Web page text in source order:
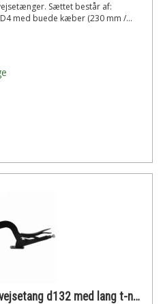
Sættet består af:
D4 med buede kæber (230 mm /...
Diesella Diesella wldpro svejsetang d132 med lang t-not klemme (410mm/16)"